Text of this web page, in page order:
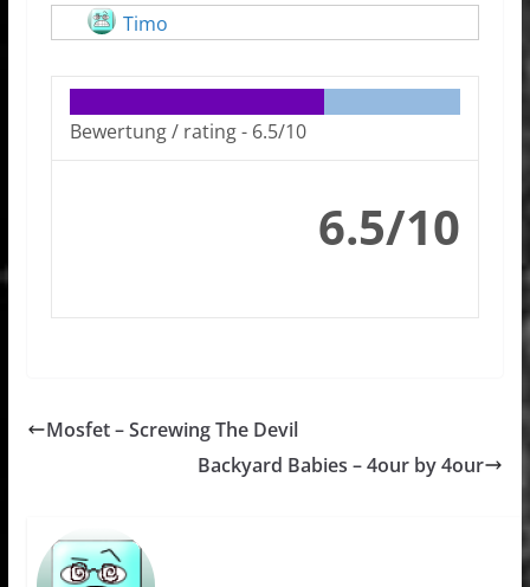
Timo
Bewertung / rating - 6.5/10
6.5/10
Mosfet – Screwing The Devil
Backyard Babies – 4our by 4our